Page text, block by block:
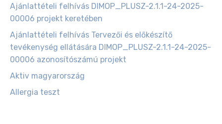
Ajánlattételi felhívás DIMOP_PLUSZ-2.1.1-24-2025-
00006 projekt keretében
Ajánlattételi felhívás Tervezői és előkészítő
tevékenység ellátására DIMOP_PLUSZ-2.1.1-24-2025-
00006 azonosítószámú projekt
Aktiv magyarország
Allergia teszt